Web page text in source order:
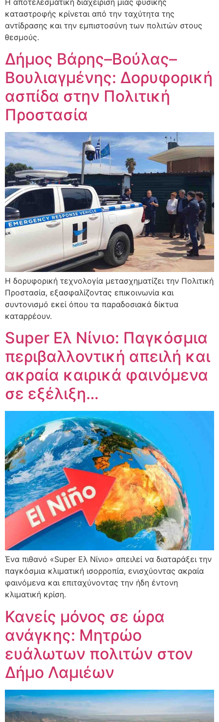
καταστροφής κρίνεται από την ταχύτητα της
αντίδρασης και την εμπιστοσύνη των πολιτών στους
θεσμούς.
Δήμος Βάρης–Βούλας–
Βουλιαγμένης: Δορυφορική
ασπίδα στην Πολιτική
Προστασία
Η δορυφορική τεχνολογία μετασχηματίζει την Πολιτική
Προστασία, εξασφαλίζοντας επικοινωνία και
συντονισμό εκεί όπου τα παραδοσιακά δίκτυα
καταρρέουν.
Super Ελ Νίνιο: Παγκόσμια
περιβαλλοντική απειλή και
ακραία καιρικά φαινόμενα
σε εξέλιξη…
Ένα πιθανό «Super Ελ Νίνιο» απειλεί να διαταράξει την
παγκόσμια κλιματική ισορροπία, ενισχύοντας ακραία
φαινόμενα και επιταχύνοντας την ήδη έντονη
κλιματική κρίση.
Κανείς μόνος σε ώρα
ανάγκης: Μητρώο
ευάλωτων πολιτών στον
Δήμο Λαμιέων